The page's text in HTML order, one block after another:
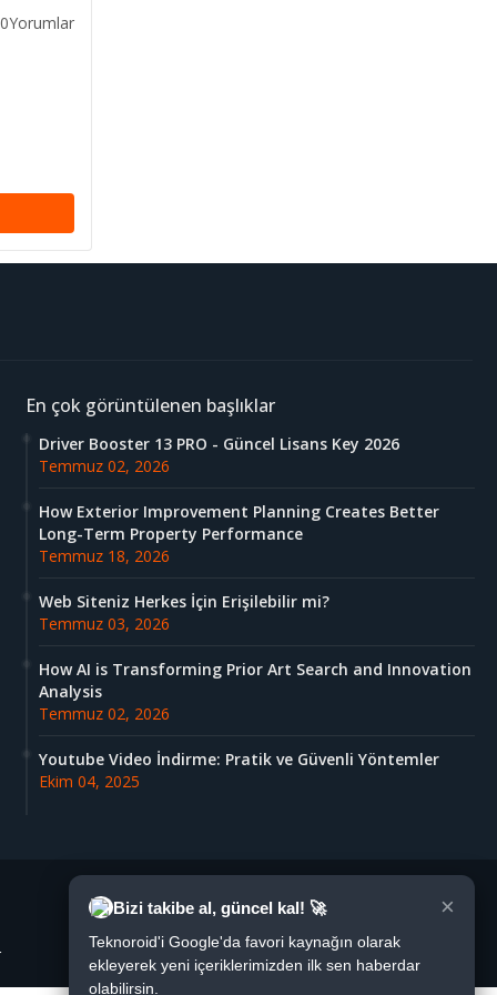
0Yorumlar
Bizi takibe al, güncel kal! 🚀 ×
Teknoroid'i Google'da favori kaynağın olarak
ekleyerek yeni içeriklerimizden ilk sen haberdar
olabilirsin.
En çok görüntülenen başlıklar
Driver Booster 13 PRO - Güncel Lisans Key 2026
Temmuz 02, 2026
How Exterior Improvement Planning Creates Better
Long-Term Property Performance
Temmuz 18, 2026
Web Siteniz Herkes İçin Erişilebilir mi?
Temmuz 03, 2026
How AI is Transforming Prior Art Search and Innovation
Analysis
Temmuz 02, 2026
Youtube Video İndirme: Pratik ve Güvenli Yöntemler
Ekim 04, 2025